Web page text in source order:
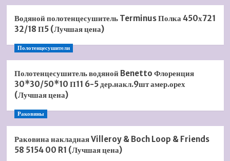
Водяной полотенцесушитель Terminus Полка 450х721
32/18 П5 (Лучшая цена)
Полотенцесушители
Полотенцесушитель водяной Benetto Флоренция
30*30/50*10 П11 6-5 дер.накл.9шт амер.орех
(Лучшая цена)
Раковины
Раковина накладная Villeroy & Boch Loop & Friends
58 5154 00 R1 (Лучшая цена)